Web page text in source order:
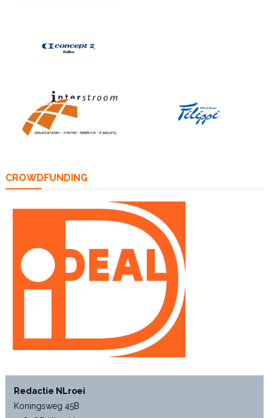
CROWDFUNDING
Redactie NLroei
Koningsweg 45B